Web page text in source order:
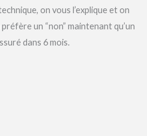
on vous l’explique et on
un “non” maintenant qu’un
dans 6 mois.